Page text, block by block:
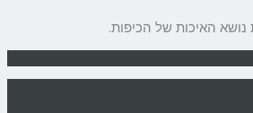
האיכות של הכיפות.